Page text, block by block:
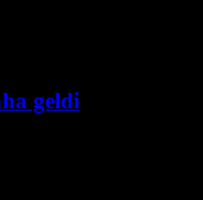
geldi